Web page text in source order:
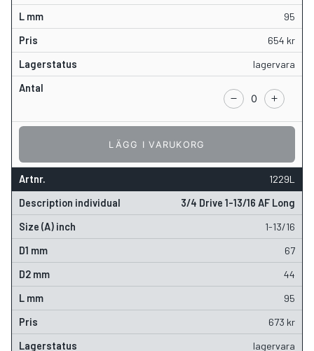
95
654 kr
lagervara
LÄGG I VARUKORG
1229L
3/4 Drive 1-13/16 AF Long
1-13/16
67
44
95
673 kr
lagervara